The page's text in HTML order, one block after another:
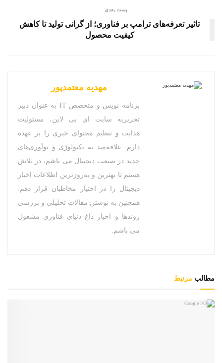
پست بعدی
تاثیر تعرفه‌های ترامپ بر فناوری؛ از گرانی تولید تا کاهش
کیفیت محصول
مهدیه معتمدپور
برنامه نویس و متخصص IT به عنوان دبیر
تحریریه سایت ای بی لاین، مسئولیت
هدایت و تنظیم محتوای خبری را بر عهده
دارم. علاقه‌مند به تکنولوژی و نوآوری‌های
جدید در صنعت دیجیتال می باشم، در تلاش
هستم تا بهترین و به‌روزترین اطلاعات اخبار
دیجیتال را در اختیار مخاطبان قرار دهم.
همچنین به نوشتن مقالات تحلیلی و بررسی
روندها و اخبار داغ دنیای فناوری مشغول
می باشم.
مطالب مرتبط